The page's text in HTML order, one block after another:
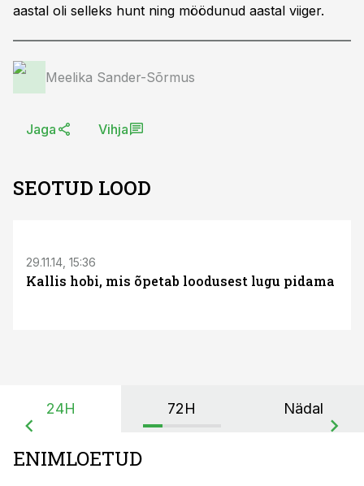
aastal oli selleks hunt ning möödunud aastal viiger.
Meelika Sander-Sõrmus
Jaga Vihja
SEOTUD LOOD
29.11.14, 15:36
Kallis hobi, mis õpetab loodusest lugu pidama
24H 72H Nädal
ENIMLOETUD